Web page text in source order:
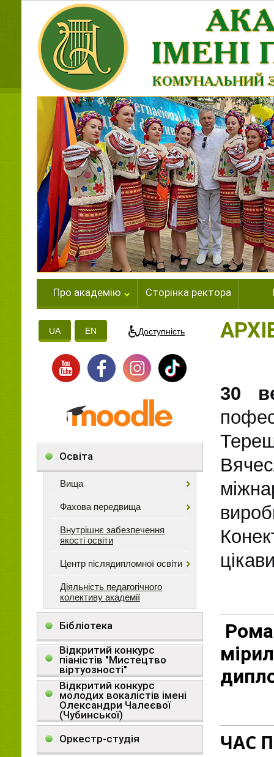
Про академію Сторінка ректора
UA EN Доступність
Освіта
Вища
Фахова передвища
Внутрішнє забезпечення
якості освіти
Центр післядипломної освіти
Діяльність педагогічного
колективу академії
Бібліотека
Відкритий конкурс
піаністів "Мистецтво
віртуозності"
Відкритий конкурс
молодих вокалістів імені
Олександри Чалеєвої
(Чубинської)
Оркестр-студія
30
ЧАС